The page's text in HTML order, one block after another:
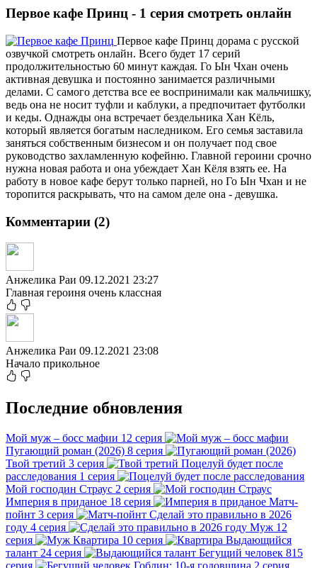
Первое кафе Принц - 1 серия смотреть онлайн
Первое кафе Принц дорама с русской
озвучкой смотреть онлайн. Всего будет 17 серий
продолжительностью 60 минут каждая. Го Ын Чхан очень
активная девушка и постоянно занимается различными
делами. С самого детства все ее воспринимали как мальчишку,
ведь она не носит туфли и каблуки, а предпочитает футболки
и кеды. Однажды она встречает бездельника Хан Кёль,
который является богатым наследником. Его семья заставила
заняться собственным бизнесом и он получает под свое
руководство захламленную кофейню. Главной героини срочно
нужна новая работа и она убеждает Хан Кёля взять ее. На
работу в новое кафе берут только парней, но Го Ын Чхан и не
торопится раскрывать, что на самом деле она - девушка.
Комментарии (2)
Анжелика Раи 09.12.2021 23:27
Главная героиня очень классная
Анжелика Раи 09.12.2021 23:08
Начало прикольное
Последние обновления
Мой муж – босс мафии 12 серия
Пугающий роман (2026) 8 серия
Твой третий 3 серия
Поцелуй будет после
расследования 1 серия
Мой господин Страус 2 серия
Империя в приданое 18 серия
Матч-
пойнт 3 серия
Сделай это правильно в 2026
году 4 серия Муж 12
серия
Квартира 10 серия
Выдающийся
талант 24 серия Бегущий человек 815